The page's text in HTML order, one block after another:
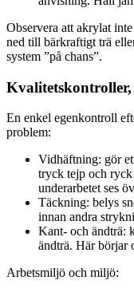
Observera att akrylat
ned till bärkraftigt trä
system ”på chans”.
Kvalitetskontroller,
En enkel egenkontroll
problem:
Vidhäftning: gör
tryck tejp och
underarbetet ses
Täckning: belys
innan andra
Kant- och ändträ:
ändträ. Här börjar
Arbetsmiljö och miljö: